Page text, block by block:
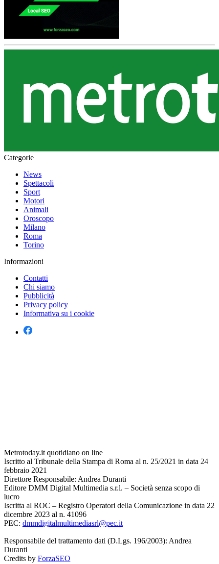
Categorie
News
Spettacoli
Sport
Motori
Animali
Oroscopo
Milano
Roma
Torino
Informazioni
Contatti
Chi siamo
Pubblicità
Privacy policy
Informativa su i cookie
Metrotoday.it quotidiano on line
Iscritto al Tribunale della Stampa di Roma al n. 25/2021 in data 24
febbraio 2021
Direttore Responsabile: Andrea Duranti
Editore DMM Digital Multimedia s.r.l. – Società senza scopo di
lucro
Iscritta al ROC – Registro Operatori della Comunicazione in data 22
dicembre 2023 al n. 41096
PEC: dmmdigitalmultimediasrl@pec.it
Responsabile del trattamento dati (D.Lgs. 196/2003): Andrea
Duranti
Credits by ForzaSEO